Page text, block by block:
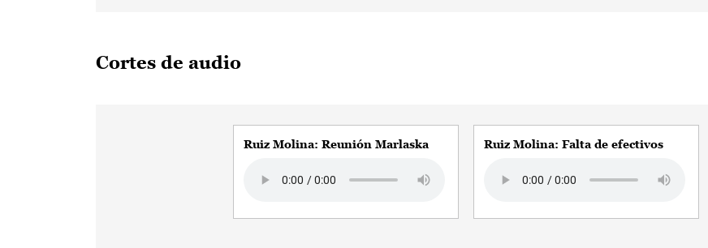
Cortes de audio
Ruiz Molina: Reunión Marlaska Ruiz Molina: Falta de efectivos